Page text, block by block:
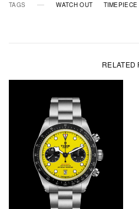
TAGS WATCH OUT TIMEPIECE
RELATED